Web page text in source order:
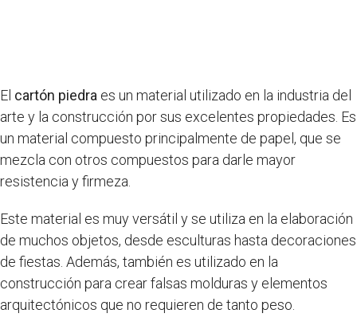
El cartón piedra es un material utilizado en la industria del
arte y la construcción por sus excelentes propiedades. Es
un material compuesto principalmente de papel, que se
mezcla con otros compuestos para darle mayor
resistencia y firmeza.
Este material es muy versátil y se utiliza en la elaboración
de muchos objetos, desde esculturas hasta decoraciones
de fiestas. Además, también es utilizado en la
construcción para crear falsas molduras y elementos
arquitectónicos que no requieren de tanto peso.